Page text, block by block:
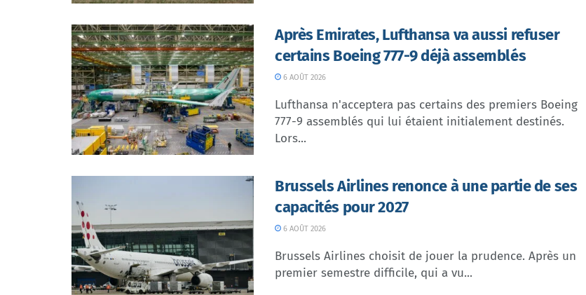
Après Emirates, Lufthansa va aussi refuser
certains Boeing 777-9 déjà assemblés
6 AOÛT 2026
Lufthansa n'acceptera pas certains des premiers Boeing
777-9 assemblés qui lui étaient initialement destinés.
Lors...
Brussels Airlines renonce à une partie de ses
capacités pour 2027
6 AOÛT 2026
Brussels Airlines choisit de jouer la prudence. Après un
premier semestre difficile, qui a vu...